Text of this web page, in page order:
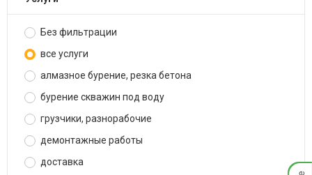
Без фильтрации
все услуги
алмазное бурение, резка бетона
бурение скважин под воду
грузчики, разнорабочие
демонтажные работы
доставка